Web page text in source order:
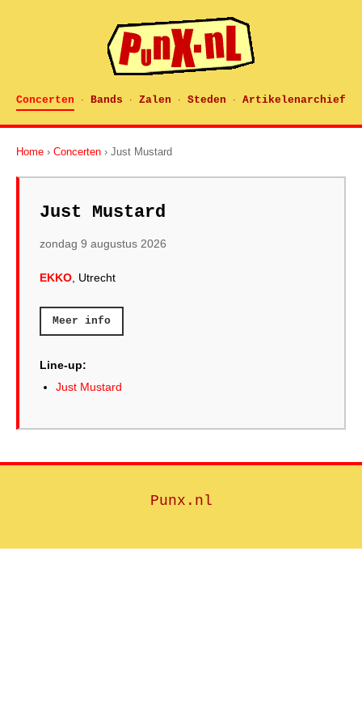
Concerten · Bands · Zalen · Steden · Artikelenarchief
Home › Concerten › Just Mustard
Just Mustard
zondag 9 augustus 2026
EKKO , Utrecht
Meer info
Line-up:
Just Mustard
Punx.nl